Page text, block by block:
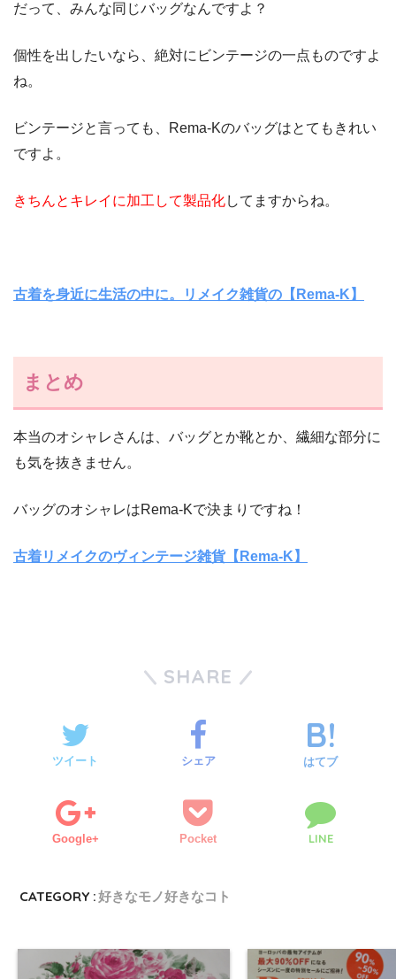
だって、みんな同じバッグなんですよ？
個性を出したいなら、絶対にビンテージの一点ものですよ
ね。
ビンテージと言っても、Rema-Kのバッグはとてもきれい
ですよ。
きちんとキレイに加工して製品化してますからね。
古着を身近に生活の中に。リメイク雑貨の【Rema-K】
まとめ
本当のオシャレさんは、バッグとか靴とか、繊細な部分に
も気を抜きません。
バッグのオシャレはRema-Kで決まりですね！
古着リメイクのヴィンテージ雑貨【Rema-K】
SHARE
ツイート シェア はてブ
Google+ Pocket LINE
CATEGORY :好きなモノ好きなコト